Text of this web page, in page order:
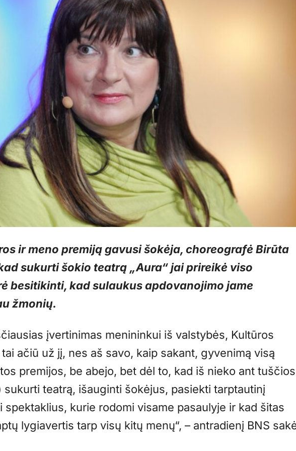
ir meno premiją gavusi šokėja, choreografė Birūta
sukurti šokio teatrą „Aura“ jai prireikė viso
besitikinti, kad sulaukus apdovanojimo jame
žmonių.
įvertinimas menininkui iš valstybės, Kultūros
ačiū už jį, nes aš savo, kaip sakant, gyvenimą visą
premijos, be abejo, bet dėl to, kad iš nieko ant tuščios
sukurti teatrą, išauginti šokėjus, pasiekti tarptautinį
spektaklius, kurie rodomi visame pasaulyje ir kad šitas
lygiavertis tarp visų kitų menų“, – antradienį BNS